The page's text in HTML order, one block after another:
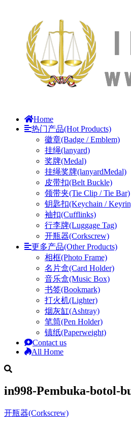
Home
热门产品(Hot Products)
徽章(Badge / Emblem)
挂绳(lanyard)
奖牌(Medal)
挂绳奖牌(lanyardMedal)
皮带扣(Belt Buckle)
领带夹(Tie Clip / Tie Bar)
钥匙扣(Keychain /
袖扣(Cufflinks)
行李牌(Luggage Tag)
开瓶器(Corkscrew)
更多产品(Other Products)
相框(Photo Frame)
名片盒(Card Holder)
音乐盒(Music Box)
书签(Bookmark)
打火机(Lighter)
烟灰缸(Ashtray)
笔筒(Pen Holder)
镇纸(Paperweight)
Contact us
All Home
in998-Pembuka-botol-
开瓶器(Corkscrew)